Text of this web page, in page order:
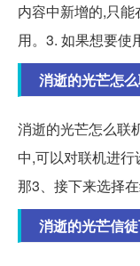
内容中新增的,只
用。3. 如果想要使
消逝的光芒怎
消逝的光芒怎么联
中,可以对联机进
那3、接下来选择
消逝的光芒信